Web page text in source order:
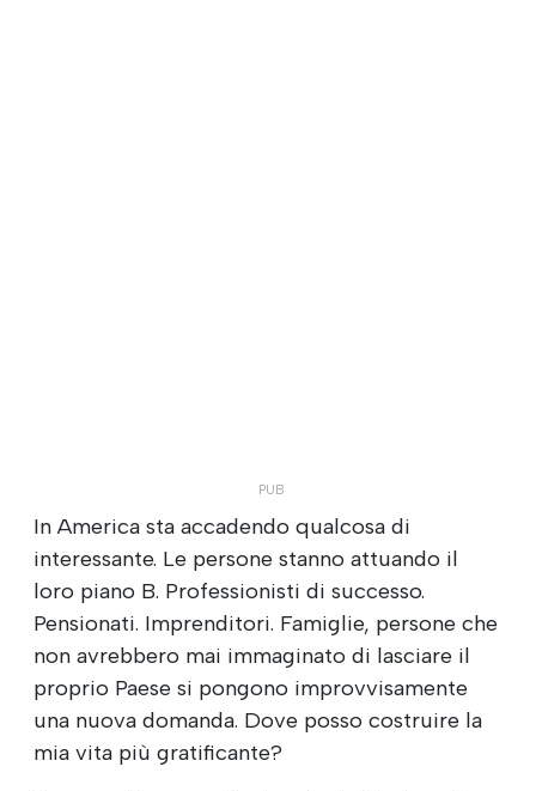
In America sta accadendo qualcosa di
interessante. Le persone stanno attuando il
loro piano B. Professionisti di successo.
Pensionati. Imprenditori. Famiglie, persone che
non avrebbero mai immaginato di lasciare il
proprio Paese si pongono improvvisamente
una nuova domanda. Dove posso costruire la
mia vita più gratificante?